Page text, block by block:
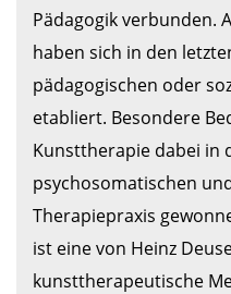
Pädagogik verbunden.
haben sich in den
pädagogischen oder
etabliert. Besondere
Kunsttherapie dabei in
psychosomatischen
Therapiepraxis
ist eine von Heinz
kunsttherapeutische